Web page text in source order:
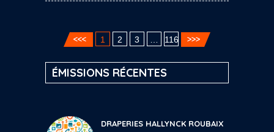
1 2 3 116
ÉMISSIONS RÉCENTES
DRAPERIES HALLYNCK ROUBAIX